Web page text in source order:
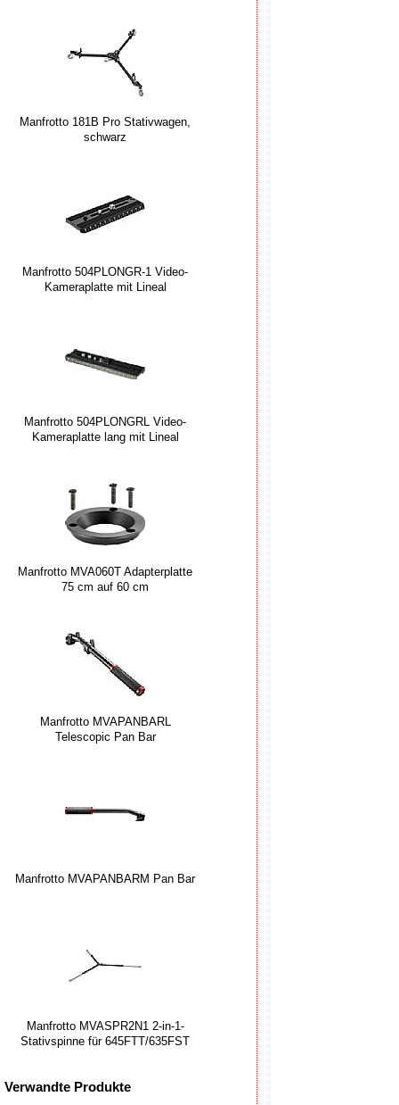
Manfrotto 181B Pro Stativwagen,
schwarz
Manfrotto 504PLONGR-1 Video-
Kameraplatte mit Lineal
Manfrotto 504PLONGRL Video-
Kameraplatte lang mit Lineal
Manfrotto MVA060T Adapterplatte
75 cm auf 60 cm
Manfrotto MVAPANBARL
Telescopic Pan Bar
Manfrotto MVAPANBARM Pan Bar
Manfrotto MVASPR2N1 2-in-1-
Stativspinne für 645FTT/635FST
Verwandte Produkte